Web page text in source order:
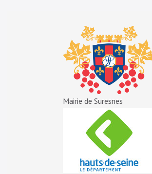
Mairie de Suresnes